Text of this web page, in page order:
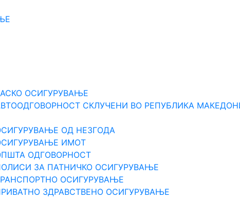
ОСИГУРУВАЊЕ
СКЛУЧЕНИ ВО РЕПУБЛИКА
ОД НЕЗГОДА
ИМОТ
ОДГOВОРНОСТ
ЗА ПАТНИЧКО ОСИГУРУВАЊЕ
ОСИГУРУВАЊЕ
ЗДРАВСТВЕНО ОСИГУРУВАЊЕ